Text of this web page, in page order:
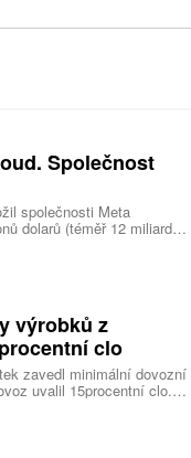
Společnost
společnosti Meta
dolarů (téměř 12 miliard
a Instagram působí
věku.
výrobků z
clo
zavedl minimální dovozní
uvalil 15procentní clo.
a je hlavní složkou
producentem je Čína.